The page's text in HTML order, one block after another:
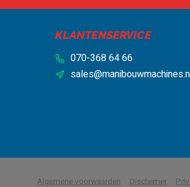
KLANTENSERVICE
070-368 64 66
Algemene voorwaarden Disclaimer